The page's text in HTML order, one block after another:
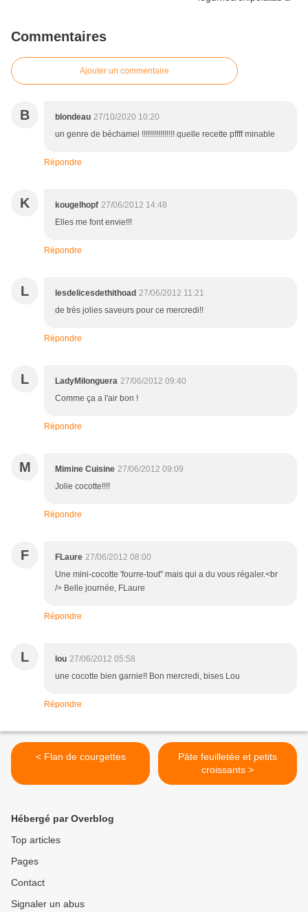
Commentaires
Ajouter un commentaire
B blondeau 27/10/2020 10:20
un genre de béchamel !!!!!!!!!!!!!!!! quelle recette pffff minable
Répondre
K kougelhopf 27/06/2012 14:48
Elles me font envie!!!
Répondre
L lesdelicesdethithoad 27/06/2012 11:21
de très jolies saveurs pour ce mercredi!!
Répondre
L LadyMilonguera 27/06/2012 09:40
Comme ça a l'air bon !
Répondre
M Mimine Cuisine 27/06/2012 09:09
Jolie cocotte!!!!
Répondre
F FLaure 27/06/2012 08:00
Une mini-cocotte 'fourre-tout" mais qui a du vous régaler.<br
/> Belle journée, FLaure
Répondre
L lou 27/06/2012 05:58
une cocotte bien garnie!! Bon mercredi, bises Lou
Répondre
< Flan de courgettes
Pâte feuilletée et petits
croissants >
Hébergé par Overblog
Top articles
Pages
Contact
Signaler un abus